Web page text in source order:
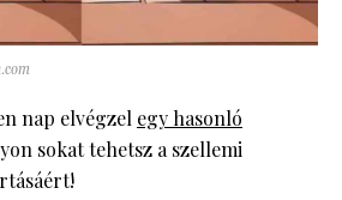
nap elvégzel egy hasonló
sokat tehetsz a szellemi